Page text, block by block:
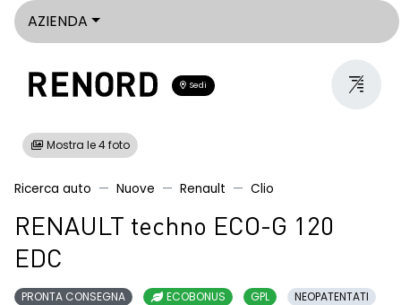
AZIENDA
Sedi
Mostra le 4 foto
Ricerca auto Nuove Renault Clio
RENAULT techno ECO-G 120
EDC
PRONTA CONSEGNA ECOBONUS GPL
NEOPATENTATI